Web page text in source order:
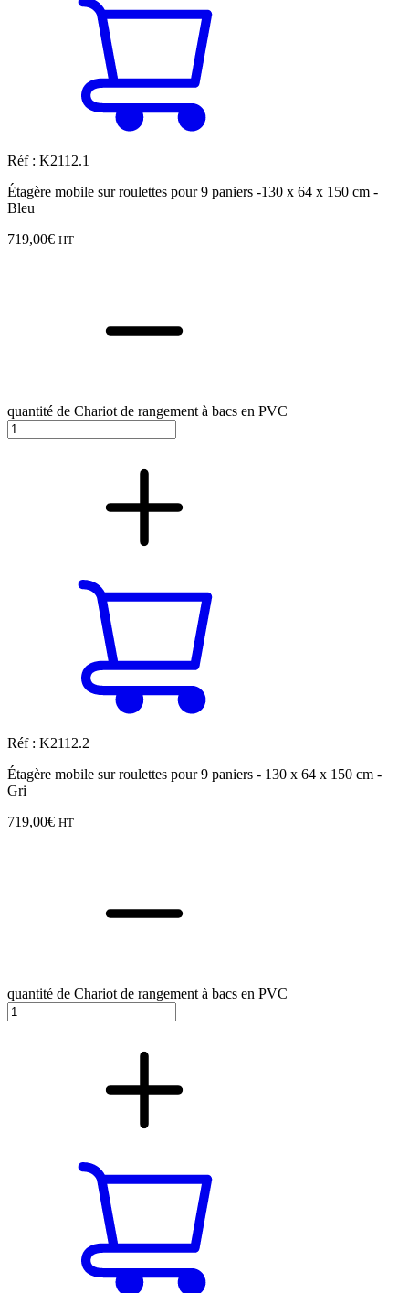
Réf : K2112.1
Étagère mobile sur roulettes pour 9 paniers -130 x 64 x 150 cm -
Bleu
719,00€ HT
quantité de Chariot de rangement à bacs en PVC
Réf : K2112.2
Étagère mobile sur roulettes pour 9 paniers - 130 x 64 x 150 cm -
Gri
719,00€ HT
quantité de Chariot de rangement à bacs en PVC